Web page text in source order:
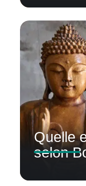
Quelle
selon